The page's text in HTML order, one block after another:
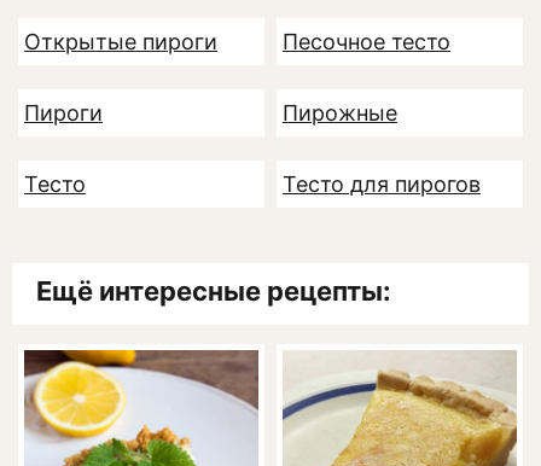
Открытые пироги Песочное тесто
Пироги Пирожные
Тесто Тесто для пирогов
Ещё интересные рецепты: